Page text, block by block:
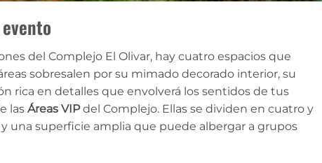
del Complejo El Olivar, hay cuatro espacios que
sobresalen por su mimado decorado interior, su
rica en detalles que envolverá los sentidos de tus
las Áreas VIPdel Complejo. Ellas se dividen en cuatro y
una superficie amplia que puede albergar a grupos